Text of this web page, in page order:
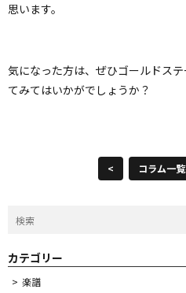
思います。
気になった方は、ぜひゴールドス
てみてはいかがでしょうか？
< コラム一
カテゴリー
楽譜